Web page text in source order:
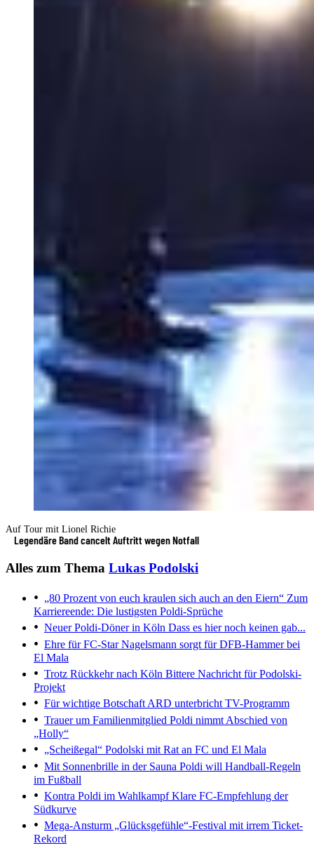
Auf Tour mit Lionel Richie
Legendäre Band cancelt Auftritt wegen Notfall
Alles zum Thema Lukas Podolski
„80 Prozent von euch kraulen sich auch an den Eiern“ Zum
Karriereende: Die lustigsten Poldi-Sprüche
Neuer Poldi-Döner in Köln Dass es hier noch keinen gab...
Ehre für FC-StarNagelsmann sorgt für DFB-Hammer bei
El Mala
Trotz Rückkehr nach Köln Bittere Nachricht für Podolski-
Projekt
Für wichtige Botschaft ARD unterbricht TV-Programm
Trauer um Familienmitglied Poldi nimmt Abschied von
„Holly“
„Scheißegal“ Podolski mit Rat an FC und El Mala
Mit Sonnenbrille in der Sauna Poldi will Handball-Regeln
im Fußball
Kontra Poldi im WahlkampfKlare FC-Empfehlung der
Südkurve
Mega-Ansturm „Glücksgefühle“-Festival mit irrem Ticket-
Rekord